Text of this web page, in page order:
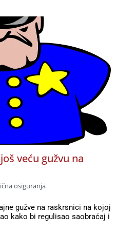
veću gužvu na
osiguranja
gužve na raskrsnici na kojoj
kako bi regulisao saobraćaj i